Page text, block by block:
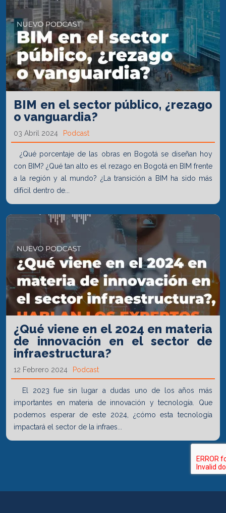
BIM en el sector público, ¿rezago
o vanguardia?
03 Abril 2024 Podcast
¿Qué porcentaje de las obras en Bogotá se diseñan hoy
con BIM? ¿Qué tan alto es el rezago en Bogotá en BIM frente
a la región y al mundo? ¿La transición a BIM ha sido más
difícil dentro de...
¿Qué viene en el 2024 en materia
de innovación en el sector de
infraestructura?
12 Febrero 2024 Podcast
El 2023 fue sin lugar a dudas uno de los años más
importantes en materia de innovación y tecnología. Que
podemos esperar de este 2024, ¿cómo esta tecnología
impactará el sector de la infraes...